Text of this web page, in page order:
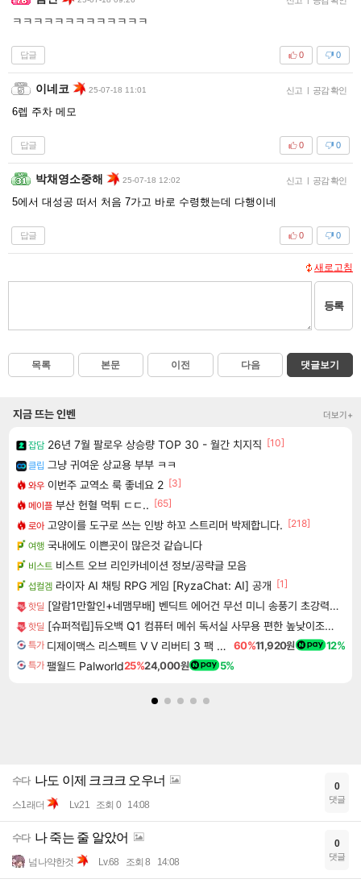
ㅋㅋㅋㅋㅋㅋㅋㅋㅋㅋㅋㅋㅋ
답글 0
0
이네코 25-07-18 11:01 신고 | 공감 확인
6렙 주차 메모
답글 0
0
박채영소중해 25-07-18 12:02 신고 | 공감 확인
5에서 대성공 떠서 처음 7가고 바로 수령했는데 다행이네
답글 0
0
새로고침
등록
목록 본문 이전 다음 댓글보기
지금 뜨는 인벤 더보기+
잡담 26년 7월 팔로우 상승량 TOP 30 - 월간 치지직 [10]
클립 그냥 귀여운 상교용 부부 ㅋㅋ
와우 이번주 교역소 룩 좋네요 2 [3]
메이플 부산 헌혈 먹튀 ㄷㄷ.. [65]
로아 고양이를 도구로 쓰는 인방 하꼬 스트리머 박제합니다. [218]
여행 국내에도 이쁜곳이 많은것 같습니다
비스트 비스트 오브 리인카네이션 정보/공략글 모음
섭컬겜 라이자 AI 채팅 RPG 게임 [RyzaChat: AI] 공개 [1]
핫딜 [알람1만할인+네맴무배] 벤딕트 에어건 무선 미니 송풍기 초강력 콤프레샤 세차 캠핑 컴퓨터 청소 가정용 마하1
핫딜 [슈퍼적립]듀오백 Q1 컴퓨터 메쉬 독서실 사무용 편한 높낮이조절 의자
특가 디제이맥스 리스펙트 V V 리버티 3 팩 DJMAX RESPECT V V Liberty 3 Pack DLC 60%11,920원 12%
특가 팰월드 Palworld25%24,000원 5%
수다 나도 이제 크크크 오우너
스1래더 Lv.21 조회 0 14:08
0
댓글
수다 나 죽는 줄 알았어
넘나약한것 Lv.68 조회 8 14:08
0
댓글